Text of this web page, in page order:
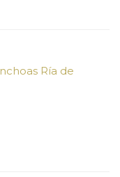
Ría de